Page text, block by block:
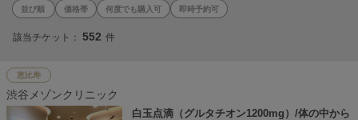
価格帯 何度でも購入可 即時予約可
該当チケット： 552 件
恵比寿
渋谷メゾンクリニック
白玉点滴（グルタチオン1200mg）/体の中から